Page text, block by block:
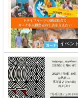
イベント